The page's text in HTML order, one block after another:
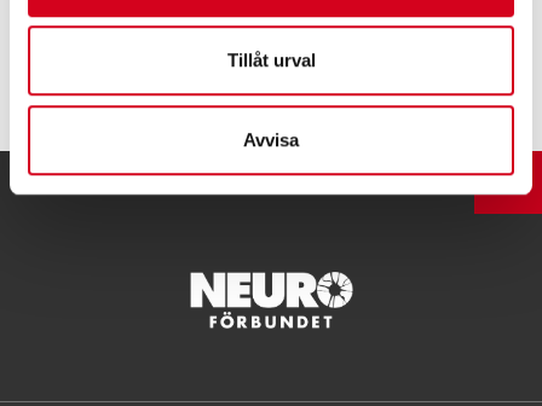
Tillåt urval
Avvisa
UPP